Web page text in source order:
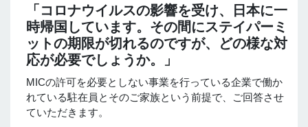
「コロナウイルスの影響を受け、日本に一
時帰国しています。その間にステイパーミ
ットの期限が切れるのですが、どの様な対
応が必要でしょうか。」
MICの許可を必要としない事業を行っている企業で働か
れている駐在員とそのご家族という前提で、ご回答させ
ていただきます。